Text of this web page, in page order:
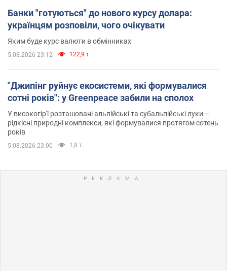
Банки "готуються" до нового курсу долара:
українцям розповіли, чого очікувати
Яким буде курс валюти в обмінниках
5.08.2026 23:12 122,9 т.
"Джипінг руйнує екосистеми, які формувалися
сотні років": у Greenpeace забили на сполох
У високогір'ї розташовані альпійські та субальпійські луки –
рідкісні природні комплекси, які формувалися протягом сотень
років
5.08.2026 23:00 1,8 т.